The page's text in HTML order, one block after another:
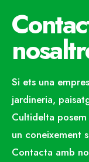
Si ets una
jardineria,
Cultidelta
un coneixement
Contacta amb